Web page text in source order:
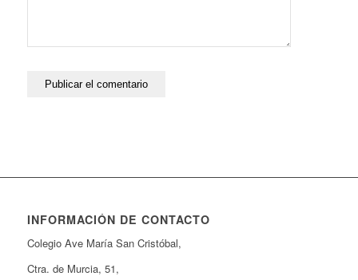
INFORMACIÓN DE CONTACTO
Colegio Ave María San Cristóbal,
Ctra. de Murcia, 51,